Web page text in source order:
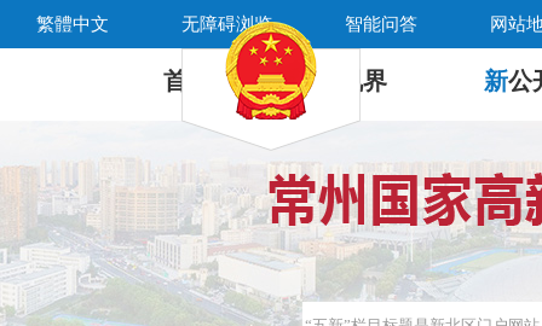
繁體中文 无障碍浏览 智能问答 网站
首 页 新 视界 新公